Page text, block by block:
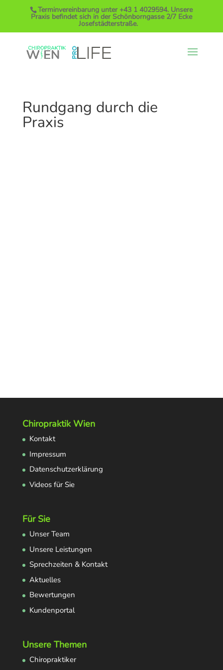
Terminvereinbarung unter +43 1 4029594. Unsere
Praxis befindet sich in der Schönborngasse 2/7 Ecke
Josefstädterstraße.
Rundgang durch die
Praxis
Chiropraktik Wien
Kontakt
Impressum
Datenschutzerklärung
Videos für Sie
Für Sie
Unser Team
Unsere Leistungen
Sprechzeiten & Kontakt
Aktuelles
Bewertungen
Kundenportal
Unsere Themen
Chiropraktiker